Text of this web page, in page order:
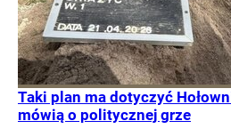
Taki plan ma dotyczyć
mówią o politycznej grze